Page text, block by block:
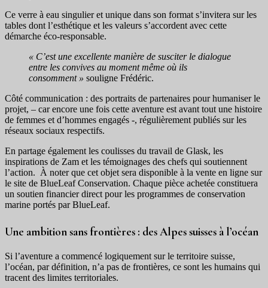
Ce verre à eau singulier et unique dans son format s’invitera sur les
tables dont l’esthétique et les valeurs s’accordent avec cette
démarche éco-responsable.
« C’est une excellente manière de susciter le dialogue
entre les convives au moment même où ils
consomment » souligne Frédéric.
Côté communication : des portraits de partenaires pour humaniser le
projet, – car encore une fois cette aventure est avant tout une histoire
de femmes et d’hommes engagés -, régulièrement publiés sur les
réseaux sociaux respectifs.
En partage également les coulisses du travail de Glask, les
inspirations de Zam et les témoignages des chefs qui soutiennent
l’action. À noter que cet objet sera disponible à la vente en ligne sur
le site de BlueLeaf Conservation. Chaque pièce achetée constituera
un soutien financier direct pour les programmes de conservation
marine portés par BlueLeaf.
Une ambition sans frontières : des Alpes suisses à l’océan
Si l’aventure a commencé logiquement sur le territoire suisse,
l’océan, par définition, n’a pas de frontières, ce sont les humains qui
tracent des limites territoriales.